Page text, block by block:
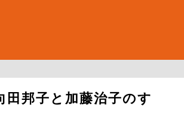
邦子と加藤治子のす